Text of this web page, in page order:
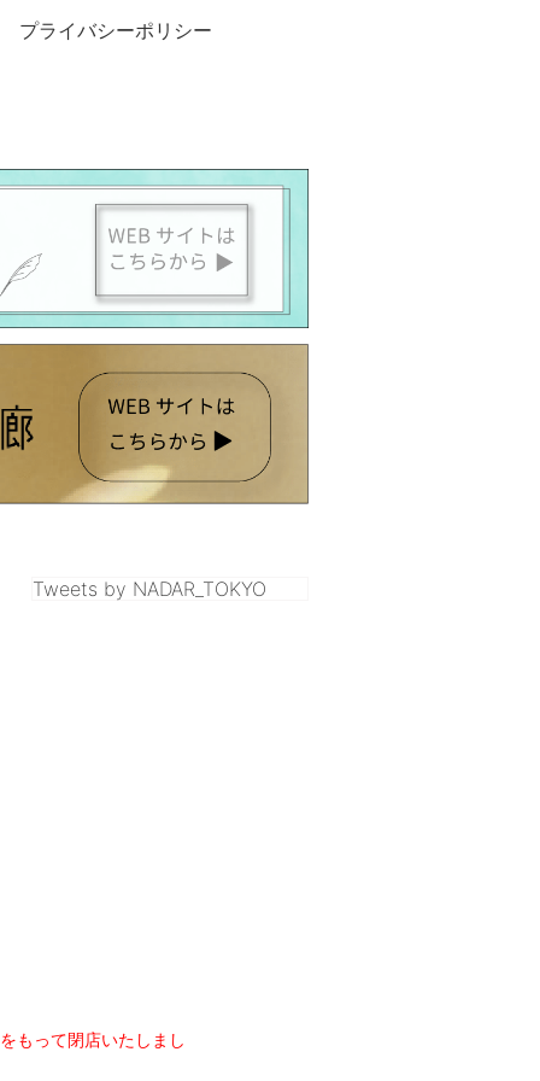
プライバシーポリシー
Tweets by NADAR_TOKYO
もって閉店いたしまし